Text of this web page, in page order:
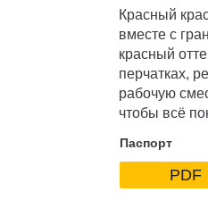
Красный
вместе с
красный
перчатках,
рабочую
чтобы всё
Паспорт
PDF